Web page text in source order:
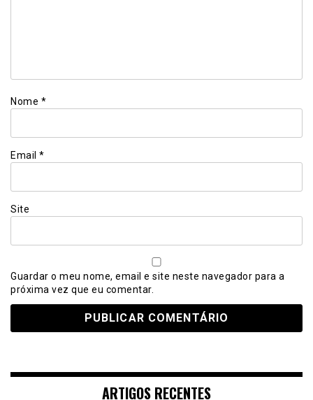
Nome *
Email *
Site
Guardar o meu nome, email e site neste navegador para a
próxima vez que eu comentar.
ARTIGOS RECENTES